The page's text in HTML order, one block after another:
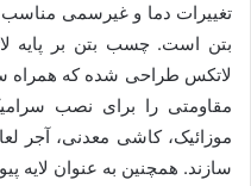
تغییرات دما و غیرسمی
بتن است.‌ چسب بتن بر پایه
لاتکس طراحی شده که همراه
مقاومتی را برای نصب
موزائیک‌، کاشی معدنی‌، آجر
سازند. همچنین ‌به عنوان لایه